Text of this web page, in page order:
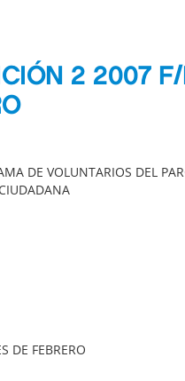
2 2007
DE VOLUNTARIOS DEL
DE FEBRERO